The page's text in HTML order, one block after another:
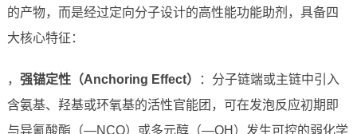
的产物，而是经过定向分子设计的高性能功能助剂，具备四
大核心特征：
， 强锚定性（Anchoring Effect）
：分子链端或主链中引入
含氨基、羟基或环氧基的活性官能团，可在发泡反应初期即
与异氰酸酯（—NCO）或多元醇（—OH）发生可控的弱化学